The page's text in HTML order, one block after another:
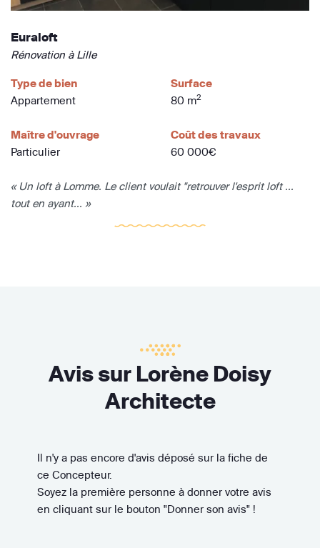
Euraloft
Rénovation à Lille
Type de bien
Appartement
Surface
80 m2
Maître d'ouvrage
Particulier
Coût des travaux
60 000€
« Un loft à Lomme. Le client voulait "retrouver l'esprit loft ...
tout en ayant... »
Avis sur Lorène Doisy
Architecte
Il n'y a pas encore d'avis déposé sur la fiche de
ce Concepteur.
Soyez la première personne à donner votre avis
en cliquant sur le bouton "Donner son avis" !